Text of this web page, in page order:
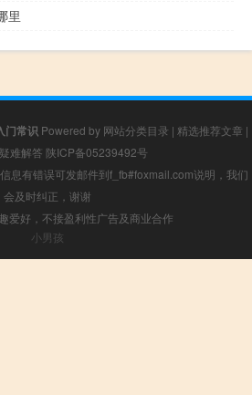
里
门常识Powered by 网站分类目录 | 精选推荐文章 |
疑难解答 陕ICP备05239492号
息有错误可发邮件到f_fb#foxmail.com说明，我们
会及时纠正，谢谢
爱好，不接盈利性广告及商业合作
小男孩